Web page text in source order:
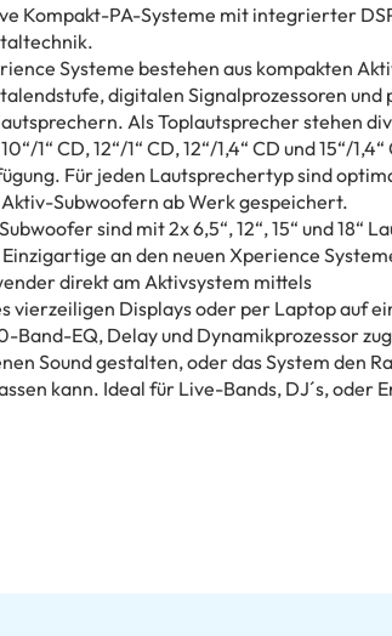
Kompakt-PA-Systeme mit integrierter
Systeme bestehen aus kompakten
digitalen Signalprozessoren und
Als Toplautsprecher stehen
1“ CD, 12“/1“ CD, 12“/1,4“ CD und 15“/
Für jeden Lautsprechertyp sind
Subwoofern ab Werk gespeichert.
sind mit 2x 6,5“, 12“, 15“ und 18“
Einzigartige an den neuen Xperience
direkt am Aktivsystem mittels
vierzeiligen Displays oder per Laptop auf
Band-EQ, Delay und Dynamikprozessor
Sound gestalten, oder das System den
kann. Ideal für Live-Bands, DJ´s, oder